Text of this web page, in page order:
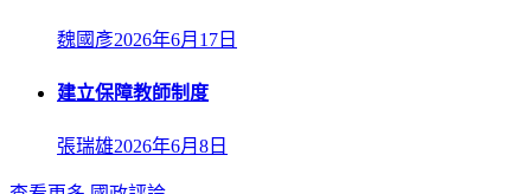
魏國彥2026年6月17日
建立保障教師制度
張瑞雄2026年6月8日